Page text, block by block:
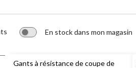
En stock dans mon magasin
Gants à résistance de coupe de